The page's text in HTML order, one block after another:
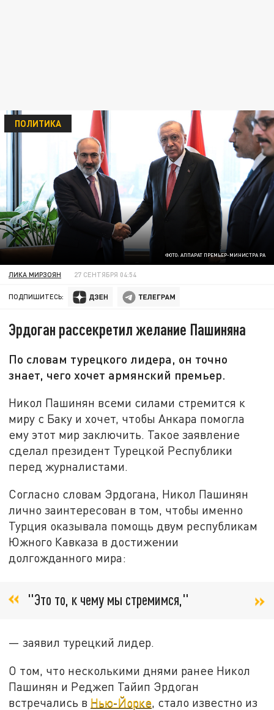
ФОТО: АППАРАТ ПРЕМЬЕР-МИНИСТРА РА
ПОЛИТИКА
ЛИКА МИРЗОЯН 27 СЕНТЯБРЯ 04:54
ПОДПИШИТЕСЬ:
Эрдоган рассекретил желание Пашиняна
По словам турецкого лидера, он точно
знает, чего хочет армянский премьер.
Никол Пашинян всеми силами стремится к
миру с Баку и хочет, чтобы Анкара помогла
ему этот мир заключить. Такое заявление
сделал президент Турецкой Республики
перед журналистами.
Согласно словам Эрдогана, Никол Пашинян
лично заинтересован в том, чтобы именно
Турция оказывала помощь двум республикам
Южного Кавказа в достижении
долгожданного мира:
"Это то, к чему мы стремимся,"
— заявил турецкий лидер.
О том, что несколькими днями ранее Никол
Пашинян и Реджеп Тайип Эрдоган
встречались в Нью-Йорке, стало известно из